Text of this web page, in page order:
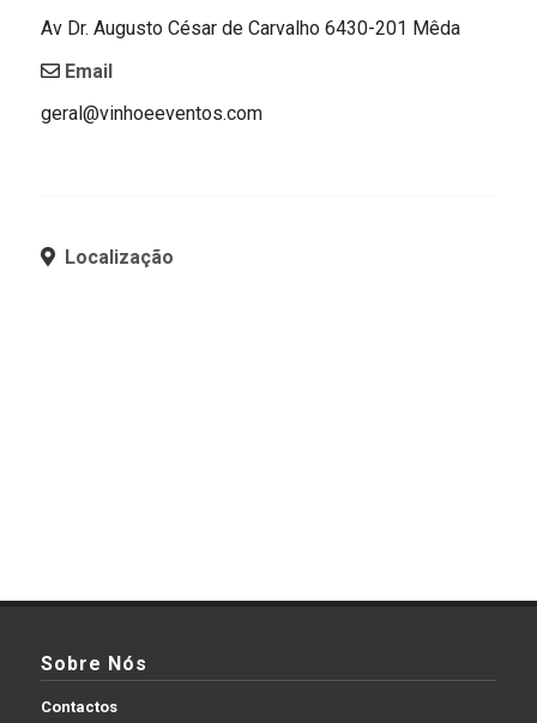
Av Dr. Augusto César de Carvalho 6430-201 Mêda
Email
geral@vinhoeeventos.com
Localização
Sobre Nós
Contactos